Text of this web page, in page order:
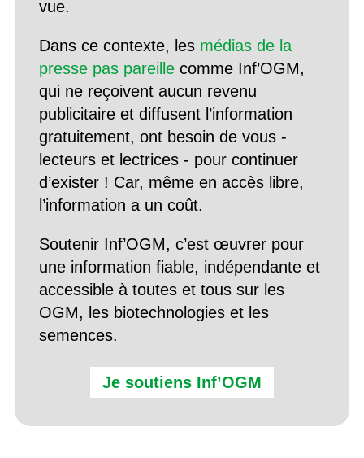
vue.
Dans ce contexte, les médias de la
presse pas pareillecomme Inf’OGM,
qui ne reçoivent aucun revenu
publicitaire et diffusent l’information
gratuitement, ont besoin de vous -
lecteurs et lectrices - pour continuer
d’exister ! Car, même en accès libre,
l’information a un coût.
Soutenir Inf’OGM, c’est œuvrer pour
une information fiable, indépendante et
accessible à toutes et tous sur les
OGM, les biotechnologies et les
semences.
Je soutiens Inf’OGM